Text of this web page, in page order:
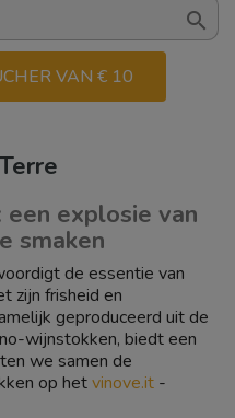

VAN € 10
een explosie van
smaken
de essentie van
zijn frisheid en
geproduceerd uit de
wijnstokken, biedt een
we samen de
op hetvinove.it -